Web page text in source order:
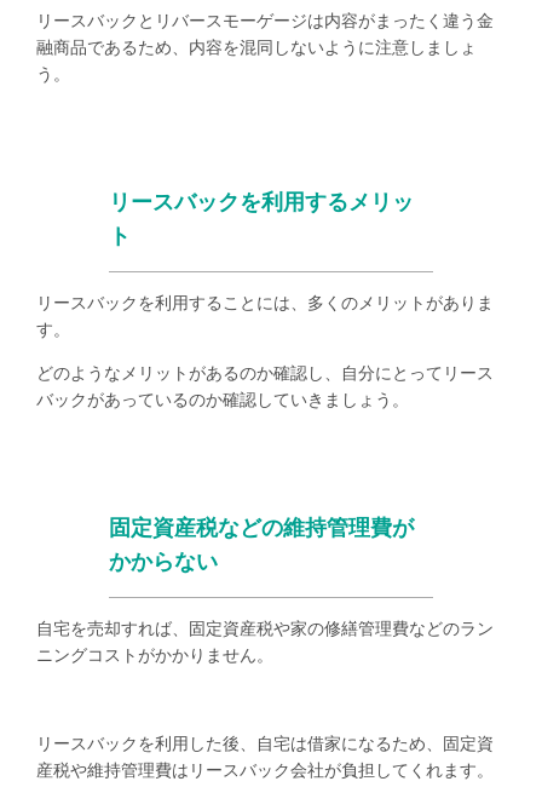
リースバックとリバースモーゲージは内容がまったく違う金
融商品であるため、内容を混同しないように注意しましょ
う。
リースバックを利用するメリッ
ト
リースバックを利用することには、多くのメリットがありま
す。
どのようなメリットがあるのか確認し、自分にとってリース
バックがあっているのか確認していきましょう。
固定資産税などの維持管理費が
かからない
自宅を売却すれば、固定資産税や家の修繕管理費などのラン
ニングコストがかかりません。
リースバックを利用した後、自宅は借家になるため、固定資
産税や維持管理費はリースバック会社が負担してくれます。